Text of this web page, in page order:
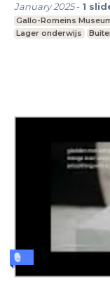
January 2025- 1
Gallo-Romeins
Lager onderwijs